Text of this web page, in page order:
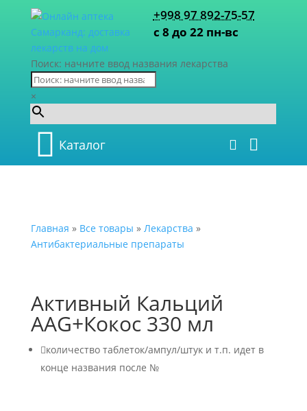
+998 97 892-75-57
с 8 до 22 пн-вс
Поиск: начните ввод названия лекарства
×
Каталог
Главная » Все товары » Лекарства »
Антибактериальные препараты
Активный Кальций
AAG+Кокос 330 мл
количество таблеток/ампул/штук и т.п. идет в
конце названия после №